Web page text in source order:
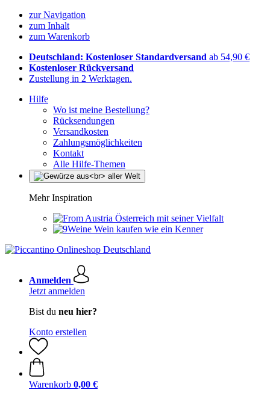
zur Navigation
zum Inhalt
zum Warenkorb
Deutschland: Kostenloser Standardversand ab 54,90 €
Kostenloser Rückversand
Zustellung in 2 Werktagen.
Hilfe
Wo ist meine Bestellung?
Rücksendungen
Versandkosten
Zahlungsmöglichkeiten
Kontakt
Alle Hilfe-Themen
Mehr Inspiration
Österreich mit seiner Vielfalt
Wein kaufen wie ein Kenner
Anmelden
Jetzt anmelden
Bist du neu hier?
Konto erstellen
Warenkorb 0,00 €